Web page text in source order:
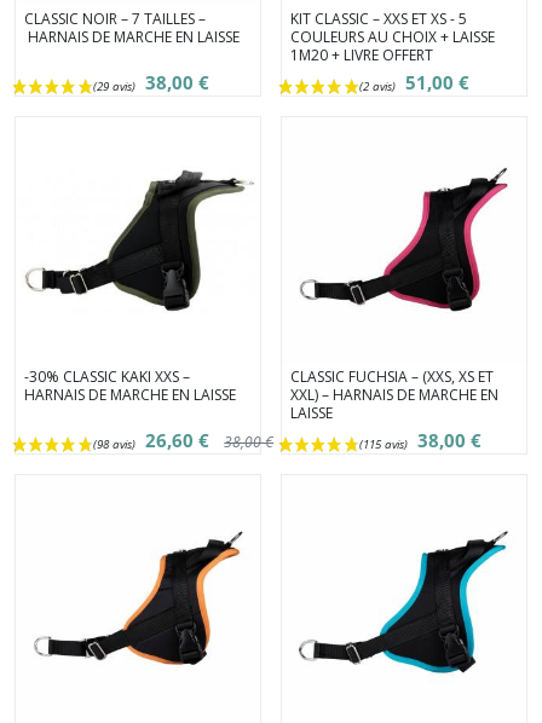
CLASSIC NOIR – 7 TAILLES –
HARNAIS DE MARCHE EN LAISSE
38,00 €
KIT CLASSIC – XXS ET XS - 5
COULEURS AU CHOIX + LAISSE
1M20 + LIVRE OFFERT
51,00 €
-30% CLASSIC KAKI XXS –
HARNAIS DE MARCHE EN LAISSE
26,60 € 38,00 €
CLASSIC FUCHSIA – (XXS, XS ET
XXL) – HARNAIS DE MARCHE EN
LAISSE
38,00 €